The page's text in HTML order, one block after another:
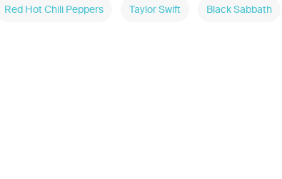
Red Hot Chili Peppers Taylor Swift Black Sabbath